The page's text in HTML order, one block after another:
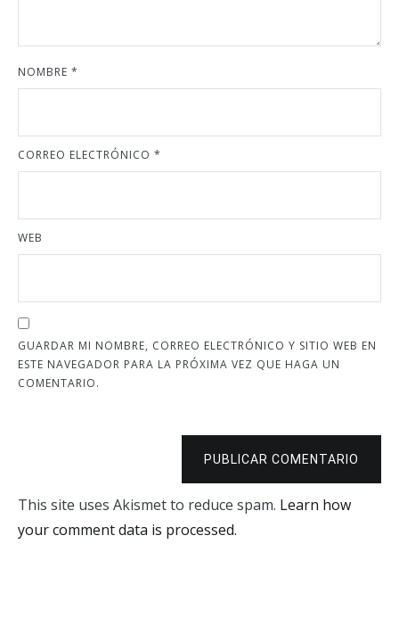
NOMBRE *
CORREO ELECTRÓNICO *
WEB
GUARDAR MI NOMBRE, CORREO ELECTRÓNICO Y SITIO WEB EN
ESTE NAVEGADOR PARA LA PRÓXIMA VEZ QUE HAGA UN
COMENTARIO.
PUBLICAR COMENTARIO
This site uses Akismet to reduce spam. Learn how
your comment data is processed.